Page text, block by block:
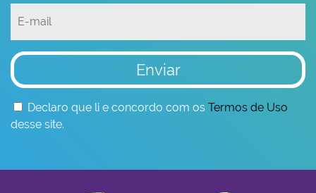
Enviar
Declaro que li e concordo com os Termos de Uso
desse site.